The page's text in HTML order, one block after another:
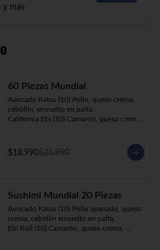
y más
60 Piezas Mundial
Avocado Katsu (10) Pollo, queso crema,
cebollín, envuelto en palta.
California Ebi (10) Camarón, queso crema,
crema, cebollín, envuelto en sésamo.
Katsu Roll (10) Pollo apanado, queso
Kani Maki (10) Kanikama, palta, envuelto
en nori.
+ Bebida 1.5lt.
$18.990$25.990
Sushimi Mundial 20 Piezas
Avocado Katsu (10) Pollo apanado, queso
crema, cebollín envuelto en palta.
Ebi Roll (10) Camarón, queso crema,